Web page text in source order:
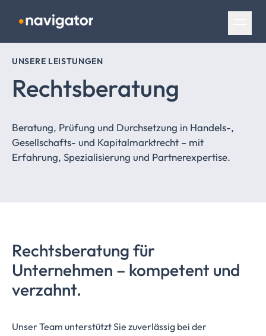
Navigation überspringen
UNSERE LEISTUNGEN
Rechtsberatung
Beratung, Prüfung und Durchsetzung in Handels-,
Gesellschafts- und Kapitalmarktrecht – mit
Erfahrung, Spezialisierung und Partnerexpertise.
Rechtsberatung für
Unternehmen – kompetent und
verzahnt.
Unser Team unterstützt Sie zuverlässig bei der